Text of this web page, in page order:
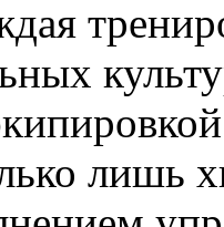
лишь